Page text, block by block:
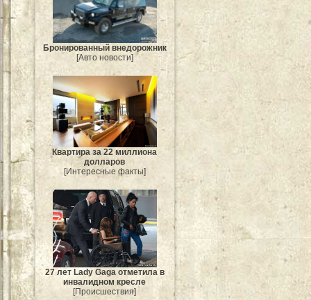
Бронированный внедорожник
[Авто новости]
Квартира за 22 миллиона
долларов
[Интересные факты]
27 лет Lady Gaga отметила в
инвалидном кресле
[Происшествия]